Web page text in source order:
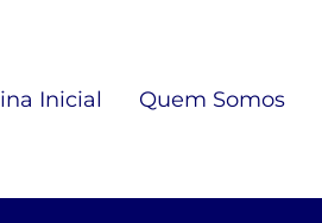
Inicial Quem Somos